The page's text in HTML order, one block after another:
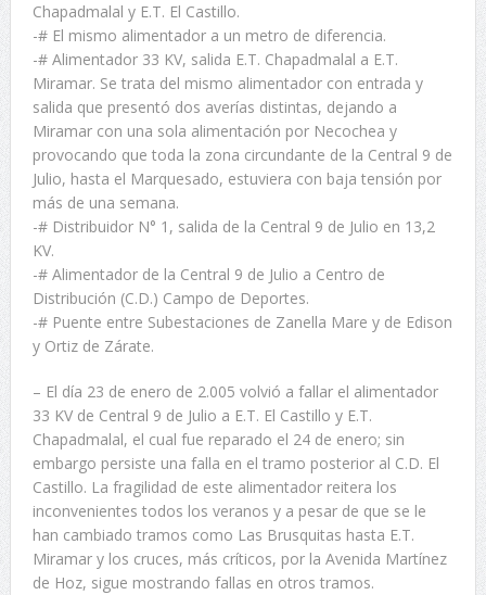
Chapadmalal y E.T. El Castillo.
-# El mismo alimentador a un metro de diferencia.
-# Alimentador 33 KV, salida E.T. Chapadmalal a E.T.
Miramar. Se trata del mismo alimentador con entrada y
salida que presentó dos averías distintas, dejando a
Miramar con una sola alimentación por Necochea y
provocando que toda la zona circundante de la Central 9 de
Julio, hasta el Marquesado, estuviera con baja tensión por
más de una semana.
-# Distribuidor N° 1, salida de la Central 9 de Julio en 13,2
KV.
-# Alimentador de la Central 9 de Julio a Centro de
Distribución (C.D.) Campo de Deportes.
-# Puente entre Subestaciones de Zanella Mare y de Edison
y Ortiz de Zárate.
– El día 23 de enero de 2.005 volvió a fallar el alimentador
33 KV de Central 9 de Julio a E.T. El Castillo y E.T.
Chapadmalal, el cual fue reparado el 24 de enero; sin
embargo persiste una falla en el tramo posterior al C.D. El
Castillo. La fragilidad de este alimentador reitera los
inconvenientes todos los veranos y a pesar de que se le
han cambiado tramos como Las Brusquitas hasta E.T.
Miramar y los cruces, más críticos, por la Avenida Martínez
de Hoz, sigue mostrando fallas en otros tramos.